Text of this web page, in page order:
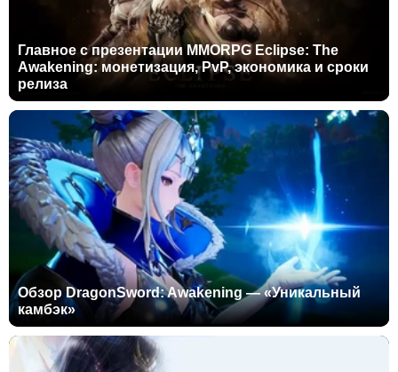
Главное с презентации MMORPG Eclipse: The
Awakening: монетизация, PvP, экономика и сроки
релиза
Обзор DragonSword: Awakening — «Уникальный
камбэк»